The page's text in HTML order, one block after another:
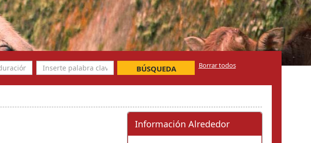
BÚSQUEDA Borrar todos
Información Alrededor